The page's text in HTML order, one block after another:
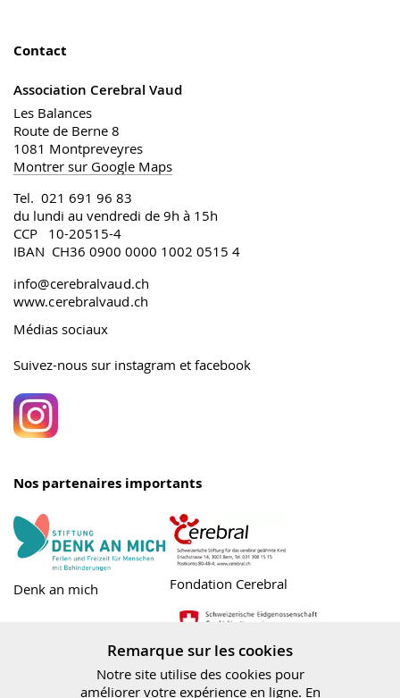
Contact
Association Cerebral Vaud
Les Balances
Route de Berne 8
1081 Montpreveyres
Montrer sur Google Maps
Tel. 021 691 96 83
du lundi au vendredi de 9h à 15h
CCP 10-20515-4
IBAN CH36 0900 0000 1002 0515 4
info@cerebralvaud.ch
www.cerebralvaud.ch
Médias sociaux
Suivez-nous sur instagram et facebook
Nos partenaires importants
Denk an mich Fondation Cerebral
assurances sociales
Remarque sur les cookies
Notre site utilise des cookies pour
améliorer votre expérience en ligne. En